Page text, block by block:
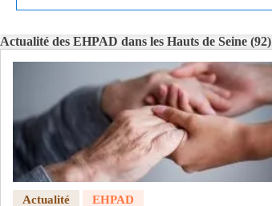
EHPAD Troyes
Actualité des EHPAD dans les Hauts de Seine (92)